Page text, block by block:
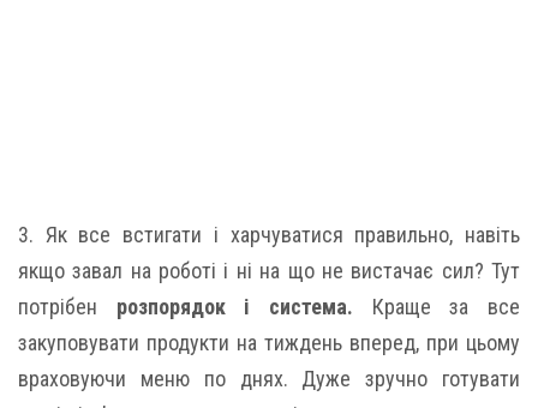
3. Як все встигати і харчуватися правильно, навіть
якщо завал на роботі і ні на що не вистачає сил? Тут
потрібен розпорядок і система. Краще за все
закуповувати продукти на тиждень вперед, при цьому
враховуючи меню по днях. Дуже зручно готувати